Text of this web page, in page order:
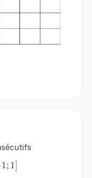
1;1\right]
1; 1